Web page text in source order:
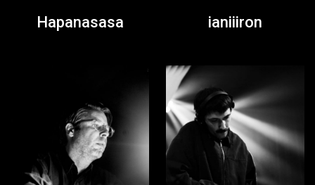
Hapanasasa ianiiiron